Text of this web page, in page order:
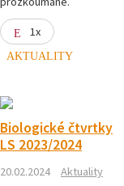
1x
AKTUALITY
Biologické čtvrtky
LS 2023/2024
20.02.2024
Aktuality